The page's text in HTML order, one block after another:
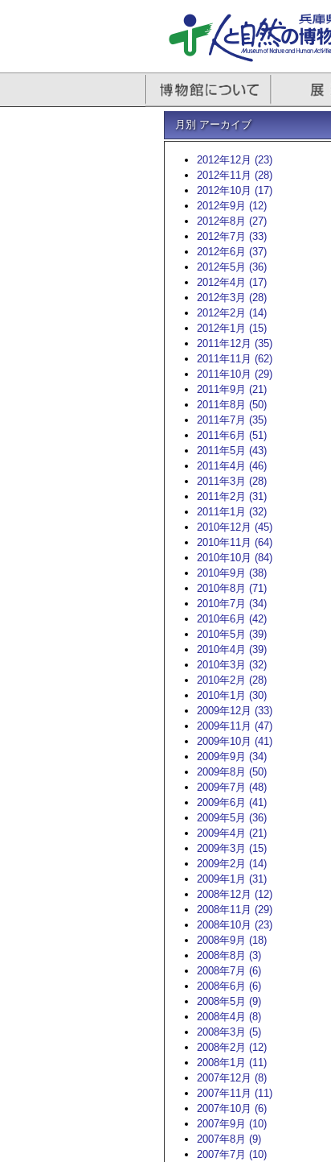
月別 アーカイブ
2012年12月 (23)
2012年11月 (28)
2012年10月 (17)
2012年9月 (12)
2012年8月 (27)
2012年7月 (33)
2012年6月 (37)
2012年5月 (36)
2012年4月 (17)
2012年3月 (28)
2012年2月 (14)
2012年1月 (15)
2011年12月 (35)
2011年11月 (62)
2011年10月 (29)
2011年9月 (21)
2011年8月 (50)
2011年7月 (35)
2011年6月 (51)
2011年5月 (43)
2011年4月 (46)
2011年3月 (28)
2011年2月 (31)
2011年1月 (32)
2010年12月 (45)
2010年11月 (64)
2010年10月 (84)
2010年9月 (38)
2010年8月 (71)
2010年7月 (34)
2010年6月 (42)
2010年5月 (39)
2010年4月 (39)
2010年3月 (32)
2010年2月 (28)
2010年1月 (30)
2009年12月 (33)
2009年11月 (47)
2009年10月 (41)
2009年9月 (34)
2009年8月 (50)
2009年7月 (48)
2009年6月 (41)
2009年5月 (36)
2009年4月 (21)
2009年3月 (15)
2009年2月 (14)
2009年1月 (31)
2008年12月 (12)
2008年11月 (29)
2008年10月 (23)
2008年9月 (18)
2008年8月 (3)
2008年7月 (6)
2008年6月 (6)
2008年5月 (9)
2008年4月 (8)
2008年3月 (5)
2008年2月 (12)
2008年1月 (11)
2007年12月 (8)
2007年11月 (11)
2007年10月 (6)
2007年9月 (10)
2007年8月 (9)
2007年7月 (10)